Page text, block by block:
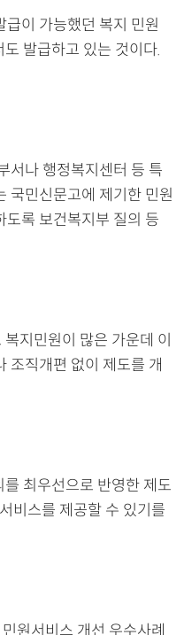
이 가능했던 복지 민원
발급하고 있는 것이다.
서나 행정복지센터 등 특
국민신문고에 제기한 민원
록 보건복지부 질의 등
지민원이 많은 가운데 이
조직개편 없이 제도를 개
최우선으로 반영한 제도
비스를 제공할 수 있기를
원서비스 개선 우수사례